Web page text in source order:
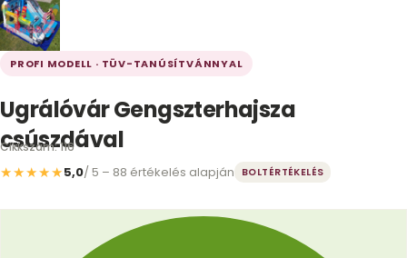
PROFI MODELL · TÜV-TANÚSÍTVÁNNYAL
Ugrálóvár Gengszterhajsza
csúszdával
Cikkszám: 116
★★★★★5,0/ 5 – 88 értékelés alapján BOLTÉRTÉKELÉS